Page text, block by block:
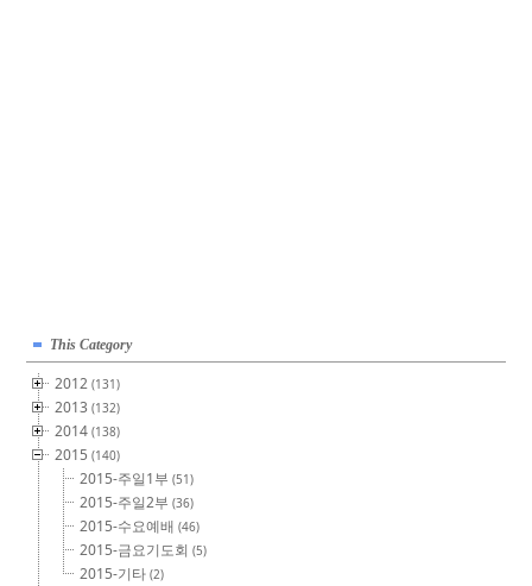
This Category
2012(131)
2013(132)
2014(138)
2015(140)
2015-주일1부(51)
2015-주일2부(36)
2015-수요예배(46)
2015-금요기도회(5)
2015-기타(2)